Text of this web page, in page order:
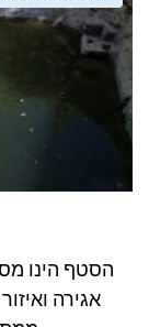
הסטף הינו
אגירה